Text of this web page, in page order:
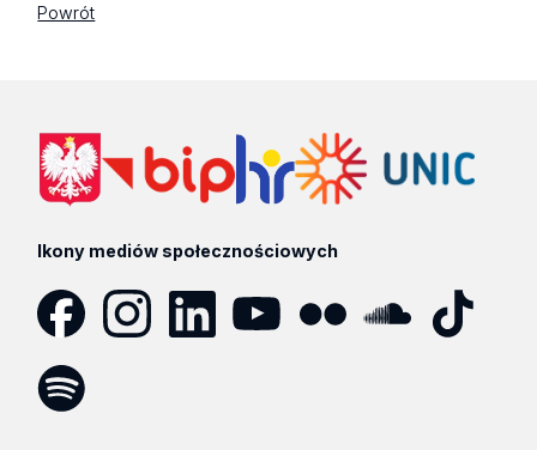
Powrót
Ikony mediów społecznościowych